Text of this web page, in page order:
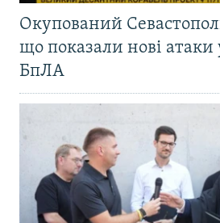
Окупований
що показали нові атаки
БпЛА